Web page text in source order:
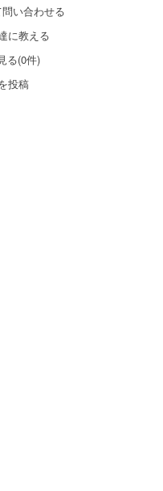
い合わせる
に教える
る(0件)
投稿